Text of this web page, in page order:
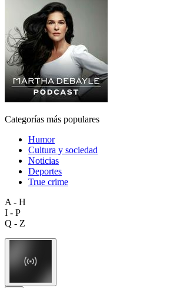
Categorías más populares
Humor
Cultura y sociedad
Noticias
Deportes
True crime
A - H
I - P
Q - Z